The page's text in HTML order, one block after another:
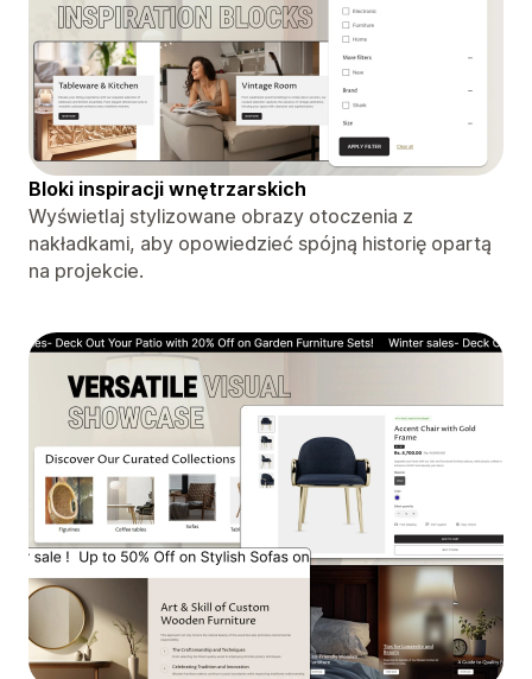
Bloki inspiracji wnętrzarskich
Wyświetlaj stylizowane obrazy otoczenia z
nakładkami, aby opowiedzieć spójną historię opartą
na projekcie.